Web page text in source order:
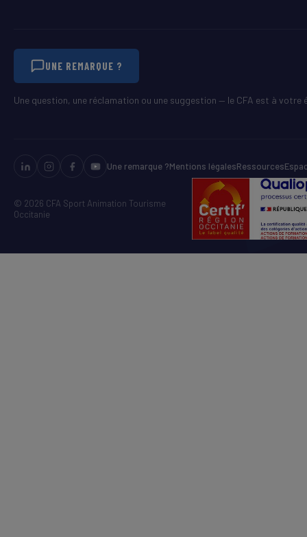
UNE REMARQUE ?
Une question, une réclamation ou une suggestion — le CFA est à votre
Une remarque ?Mentions légalesRessources
© 2026 CFA Sport Animation Tourisme
Occitanie